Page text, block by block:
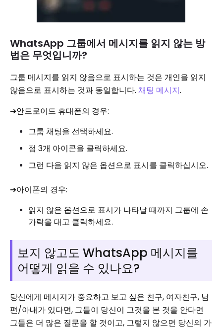
WhatsApp 그룹에서 메시지를 읽지 않는 방
법은 무엇입니까?
그룹 메시지를 읽지 않음으로 표시하는 것은 개인을 읽지
않음으로 표시하는 것과 동일합니다. 채팅 메시지.
➔안드로이드 휴대폰의 경우:
그룹 채팅을 선택하세요.
점 3개 아이콘을 클릭하세요.
그런 다음 읽지 않은 옵션으로 표시를 클릭하십시오.
➔아이폰의 경우:
읽지 않은 옵션으로 표시가 나타날 때까지 그룹에 손
가락을 대고 클릭하세요.
보지 않고도 WhatsApp 메시지를
어떻게 읽을 수 있나요?
당신에게 메시지가 중요하고 보고 싶은 친구, 여자친구, 남
편/아내가 있다면, 그들이 당신이 그것을 본 것을 안다면
그들은 더 많은 질문을 할 것이고, 그렇지 않으면 당신의 가